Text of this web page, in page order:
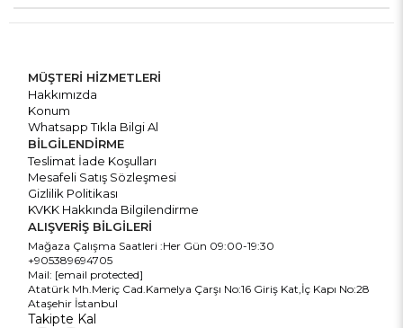
MÜŞTERİ HİZMETLERİ
Hakkımızda
Konum
Whatsapp Tıkla Bilgi Al
BİLGİLENDİRME
Teslimat İade Koşulları
Mesafeli Satış Sözleşmesi
Gizlilik Politikası
KVKK Hakkında Bilgilendirme
ALIŞVERİŞ BİLGİLERİ
Mağaza Çalışma Saatleri :Her Gün 09:00-19:30
+905389694705
Mail: [email protected]
Atatürk Mh.Meriç Cad.Kamelya Çarşı No:16 Giriş Kat,İç Kapı No:28
Ataşehir İstanbul
Takipte Kal